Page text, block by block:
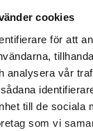
cookies
för att
analysera vår
till de sociala
som vi
godkänner du att
mer om hur vi